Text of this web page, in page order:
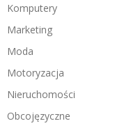
Komputery
Marketing
Moda
Motoryzacja
Nieruchomości
Obcojęzyczne